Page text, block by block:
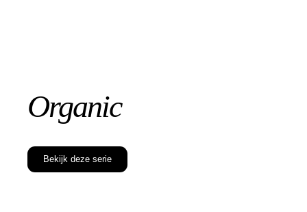
Organic
Bekijk deze serie